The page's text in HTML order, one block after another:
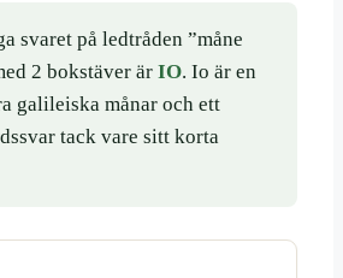
svaret på ledtråden ”måne
2 bokstäver är IO. Io är en
galileiska månar och ett
tack vare sitt korta